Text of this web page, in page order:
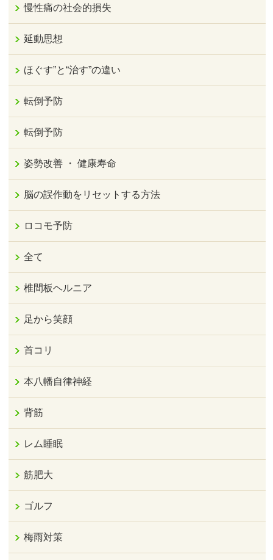
慢性痛の社会的損失
延動思想
ほぐす”と“治す”の違い
転倒予防
転倒予防
姿勢改善 ・ 健康寿命
脳の誤作動をリセットする方法
ロコモ予防
全て
椎間板ヘルニア
足から笑顔
首コリ
本八幡自律神経
背筋
レム睡眠
筋肥大
ゴルフ
梅雨対策